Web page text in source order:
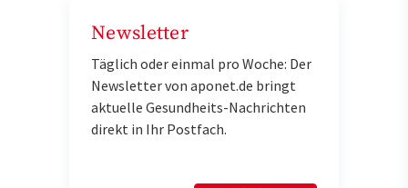
Newsletter
Täglich oder einmal pro Woche: Der
Newsletter von aponet.de bringt
aktuelle Gesundheits-Nachrichten
direkt in Ihr Postfach.